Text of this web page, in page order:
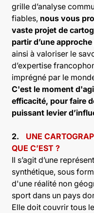
grille d’analyse
fiables, nous vous
vaste projet de
partir d’une
ainsi à valoriser le
d’expertise
imprégné par le
C'est le moment
efficacité, pour faire
puissant levier
2.
UNE
QUE C’EST ?
Il s’agit d’une
synthétique, sous
d'une réalité non
sport dans un pays
Elle doit couvrir tous